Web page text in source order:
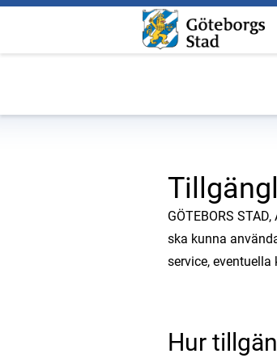
GÖTEBORS
ska kunna
service,
Hur